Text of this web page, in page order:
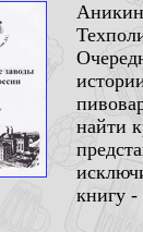
найти
книгу